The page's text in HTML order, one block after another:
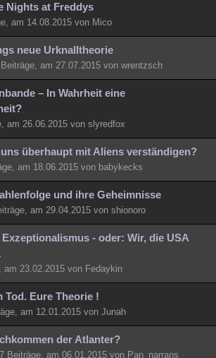
Nights at Freddys
am 14.08.2015 von Mico
neue Urknalltheorie
am 27.07.2015 von wrentzsch
– In Wahrheit eine
am 26.06.2015 von slyredfox
überhaupt mit Aliens verständigen?
am 18.06.2015 von babykecks
und ihre Geheimnisse
am 29.04.2015 von shionoro
- oder: Wir, die USA
am 23.02.2015 von Fedaykin
Tod. Eure Theorie !
am 12.01.2015 von Junah
der Atlanter?
Beiträge, am 06.01.2015 von Pan_narrans